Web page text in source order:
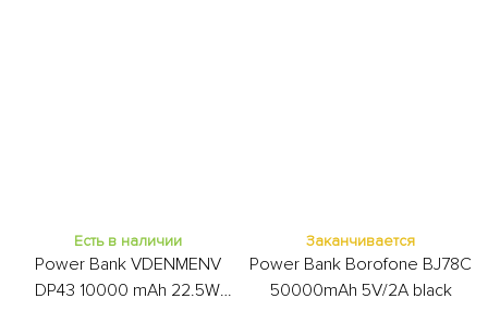
Есть в наличии
Power Bank VDENMENV
DP43 10000 mAh 22.5W
Заканчивается
Power Bank Borofone BJ78C
50000mAh 5V/2A black